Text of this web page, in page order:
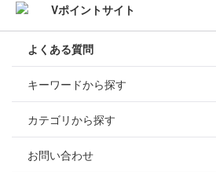
よくある質問
キーワードから探す
カテゴリから探す
お問い合わせ